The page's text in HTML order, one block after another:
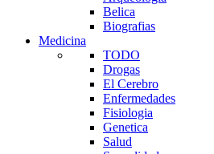
Belica
Biografias
Medicina
TODO
Drogas
El Cerebro
Enfermedades
Fisiologia
Genetica
Salud